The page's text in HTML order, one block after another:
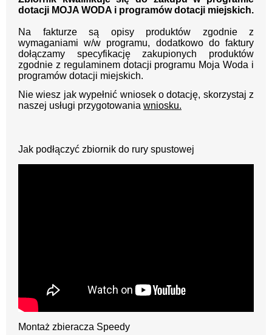
dotacji MOJA WODA i programów dotacji miejskich.
Na fakturze są opisy produktów zgodnie z
wymaganiami w/w programu, dodatkowo do faktury
dołączamy specyfikację zakupionych produktów
zgodnie z regulaminem dotacji programu Moja Woda i
programów dotacji miejskich.
Nie wiesz jak wypełnić wniosek o dotację, skorzystaj z
naszej usługi przygotowania wniosku.
Jak podłączyć zbiornik do rury spustowej
Montaż zbieracza Speedy